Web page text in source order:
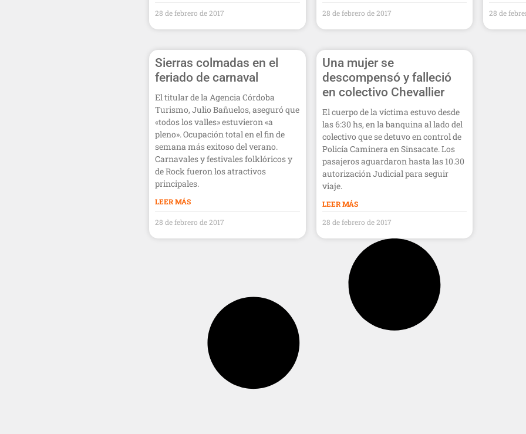
28 de febrero de 2017
28 de febrero de 2017
28 de
Sierras colmadas en el
feriado de carnaval
El titular de la Agencia Córdoba
Turismo, Julio Bañuelos, aseguró que
«todos los valles» estuvieron «a
pleno». Ocupación total en el fin de
semana más exitoso del verano.
Carnavales y festivales folklóricos y
de Rock fueron los atractivos
principales.
LEER MÁS
28 de febrero de 2017
Una mujer se
descompensó y falleció
en colectivo Chevallier
El cuerpo de la víctima estuvo desde
las 6:30 hs, en la banquina al lado del
colectivo que se detuvo en control de
Policía Caminera en Sinsacate. Los
pasajeros aguardaron hasta las 10.30
autorización Judicial para seguir
viaje.
LEER MÁS
28 de febrero de 2017